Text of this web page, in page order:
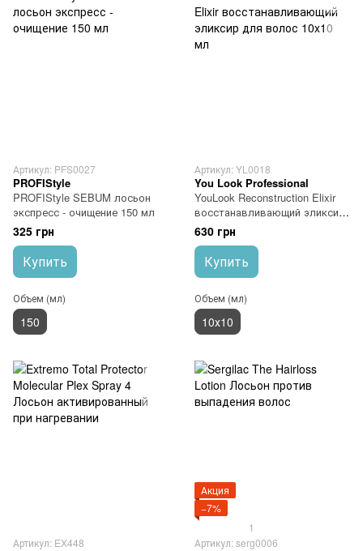
Артикул: PFS0027
PROFIStyle
PROFIStyle SEBUM лосьон
экспресс - очищение 150 мл
325 грн
Купить
Объем (мл)
150
Артикул: YL0018
You Look Professional
YouLook Reconstruction Elixir
восстанавливающий эликсир
для волос 10x10 мл
630 грн
Купить
Объем (мл)
10х10
Артикул: EX448
Акция
−7%
1
Артикул: serg0006